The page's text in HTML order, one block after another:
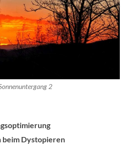
2
beim Dystopieren